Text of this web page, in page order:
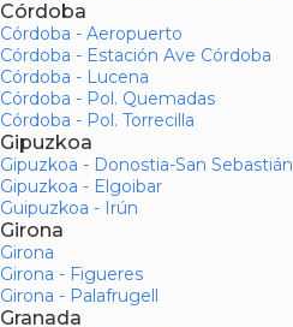
Córdoba
Córdoba - Aeropuerto
Córdoba - Estación Ave Córdoba
Córdoba - Lucena
Córdoba - Pol. Quemadas
Córdoba - Pol. Torrecilla
Gipuzkoa
Gipuzkoa - Donostia-San Sebastián
Gipuzkoa - Elgoibar
Guipuzkoa - Irún
Girona
Girona
Girona - Figueres
Girona - Palafrugell
Granada